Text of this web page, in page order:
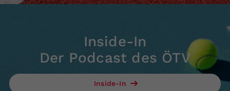
Inside-In
Der Podcast des ÖTV
Inside-In